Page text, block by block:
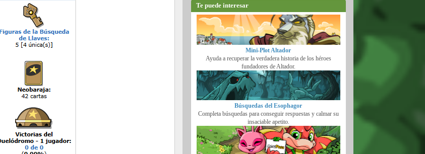
Te puede interesar
Mini-Plot Altador
Ayuda a recuperar la verdadera historia de los héroes
fundadores de Altador.
Búsquedas del Esophagor
Completa búsquedas para conseguir respuestas y calmar su
insaciable apetito.